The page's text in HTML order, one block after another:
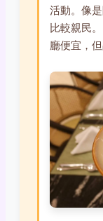
活動。像
比較親民
廳便宜，